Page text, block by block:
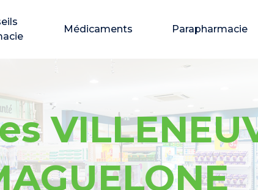
Médicaments Parapharmacie